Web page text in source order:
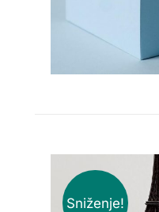
Sniženje!